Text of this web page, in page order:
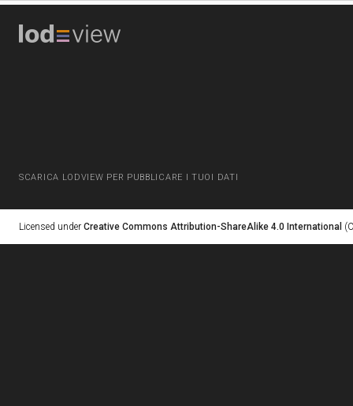
SCARICA LODVIEW PER PUBBLICARE I TUOI DATI
Licensed under Creative Commons Attribution-ShareAlike 4.0 International